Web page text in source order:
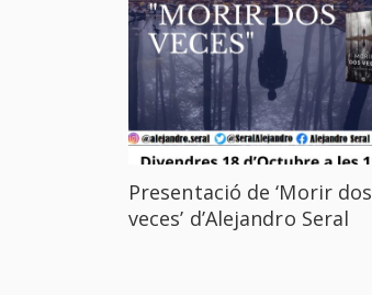
Presentació de ‘Morir dos
veces’ d’Alejandro Seral